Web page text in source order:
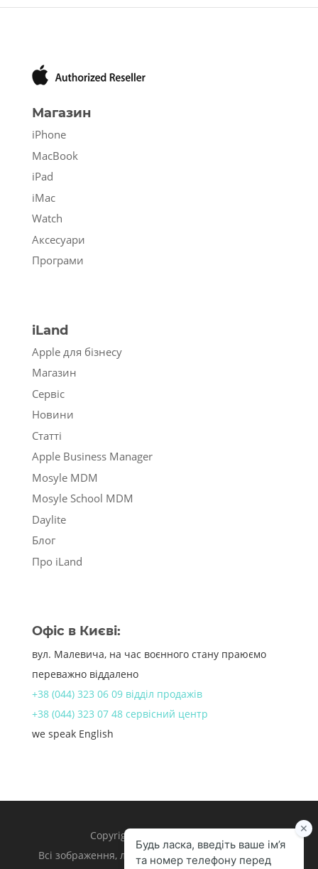
Магазин
iPhone
MacBook
iPad
iMac
Watch
Аксесуари
Програми
iLand
Apple для бізнесу
Магазин
Сервіс
Новини
Статті
Apple Business Manager
Mosyle MDM
Mosyle School MDM
Daylite
Блог
Про iLand
Офіс в Києві:
вул. Малевича, на час воєнного стану праюємо
переважно віддалено
+38 (044) 323 06 09 відділ продажів
+38 (044) 323 07 48 сервісний центр
we speak English
Copyright 1998 – 2024 iLand.
Всі зображення, логотипи та торгівельні марки є